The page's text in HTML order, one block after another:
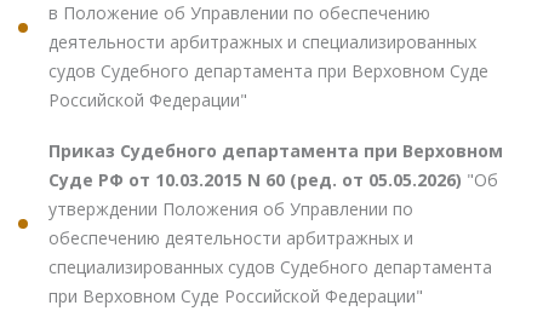
в Положение об Управлении по обеспечению
деятельности арбитражных и специализированных
судов Судебного департамента при Верховном Суде
Российской Федерации"
Приказ Судебного департамента при Верховном
Суде РФ от 10.03.2015 N 60 (ред. от 05.05.2026) "Об
утверждении Положения об Управлении по
обеспечению деятельности арбитражных и
специализированных судов Судебного департамента
при Верховном Суде Российской Федерации"